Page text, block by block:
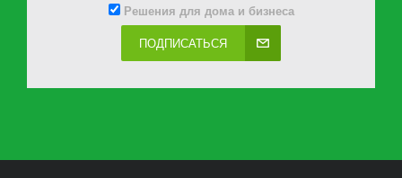
Решения для дома и бизнеса
ПОДПИСАТЬСЯ